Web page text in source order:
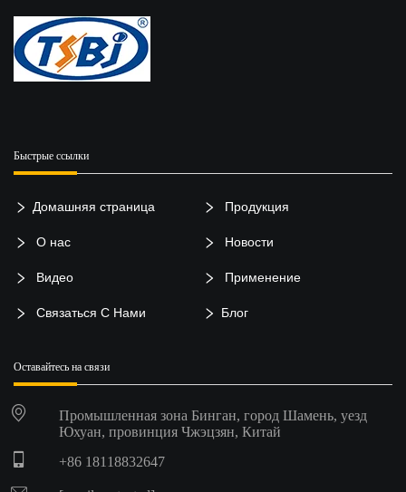
Быстрые ссылки
Домашняя страница Продукция
О нас Новости
Видео Применение
Связаться С Нами Блог
Оставайтесь на связи
Промышленная зона Бинган, город Шамень, уезд
Юхуан, провинция Чжэцзян, Китай
+86 18118832647